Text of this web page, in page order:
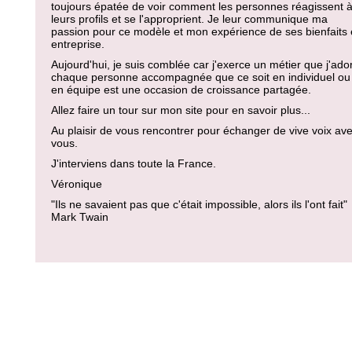
toujours épatée de voir comment les personnes réagissent à
leurs profils et se l'approprient. Je leur communique ma
passion pour ce modèle et mon expérience de ses bienfaits
entreprise.
Aujourd'hui, je suis comblée car j'exerce un métier que
chaque personne accompagnée que ce soit en individuel ou
en équipe est une occasion de croissance partagée.
Allez faire un tour sur mon site pour en savoir plus...
Au plaisir de vous rencontrer pour échanger de vive voix
vous.
J'interviens dans toute la France.
Véronique
"Ils ne savaient pas que c'était impossible, alors ils l'ont fait"
Mark Twain